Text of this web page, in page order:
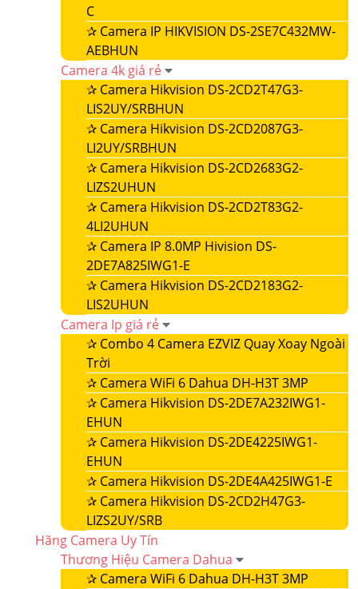
C
✰ Camera IP HIKVISION DS-2SE7C432MW-
AEBHUN
Camera 4k giá rẻ
✰ Camera Hikvision DS-2CD2T47G3-
LIS2UY/SRBHUN
✰ Camera Hikvision DS-2CD2087G3-
LI2UY/SRBHUN
✰ Camera Hikvision DS-2CD2683G2-
LIZS2UHUN
✰ Camera Hikvision DS-2CD2T83G2-
4LI2UHUN
✰ Camera IP 8.0MP Hivision DS-
2DE7A825IWG1-E
✰ Camera Hikvision DS-2CD2183G2-
LIS2UHUN
Camera Ip giá rẻ
✰ Combo 4 Camera EZVIZ Quay Xoay Ngoài
Trời
✰ Camera WiFi 6 Dahua DH-H3T 3MP
✰ Camera Hikvision DS-2DE7A232IWG1-
EHUN
✰ Camera Hikvision DS-2DE4225IWG1-
EHUN
✰ Camera Hikvision DS-2DE4A425IWG1-E
✰ Camera Hikvision DS-2CD2H47G3-
LIZS2UY/SRB
Hãng Camera Uy Tín
Thương Hiệu Camera Dahua
✰ Camera WiFi 6 Dahua DH-H3T 3MP